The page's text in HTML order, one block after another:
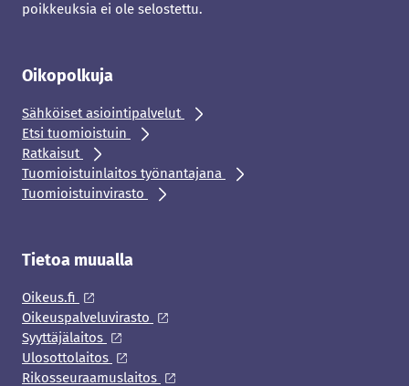
poikkeuksia ei ole selostettu.
Oikopolkuja
Sähköiset asiointipalvelut
Etsi tuomioistuin
Ratkaisut
Tuomioistuinlaitos työnantajana
Tuomioistuinvirasto
Tietoa muualla
Oikeus.fi
Oikeuspalveluvirasto
Syyttäjälaitos
Ulosottolaitos
Rikosseuraamuslaitos